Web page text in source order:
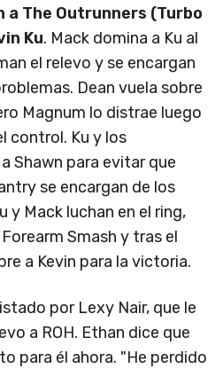
a The Outrunners (Turbo
Ku. Mack domina a Ku al
el relevo y se encargan
Dean vuela sobre
Magnum lo distrae luego
control. Ku y los
Shawn para evitar que
se encargan de los
y Mack luchan en el ring,
Smash y tras el
a Kevin para la victoria.
por Lexy Nair, que le
a ROH. Ethan dice que
para él ahora. "He perdido